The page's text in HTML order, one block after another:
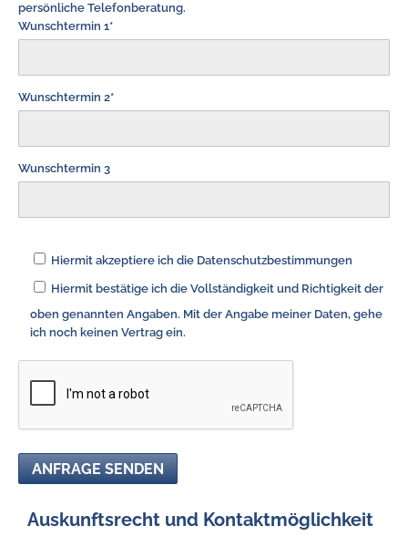
persönliche Telefonberatung.
Wunschtermin 1*
Wunschtermin 2*
Wunschtermin 3
Hiermit akzeptiere ich die Datenschutzbestimmungen
Hiermit bestätige ich die Vollständigkeit und Richtigkeit der
oben genannten Angaben. Mit der Angabe meiner Daten, gehe
ich noch keinen Vertrag ein.
Auskunftsrecht und Kontaktmöglichkeit